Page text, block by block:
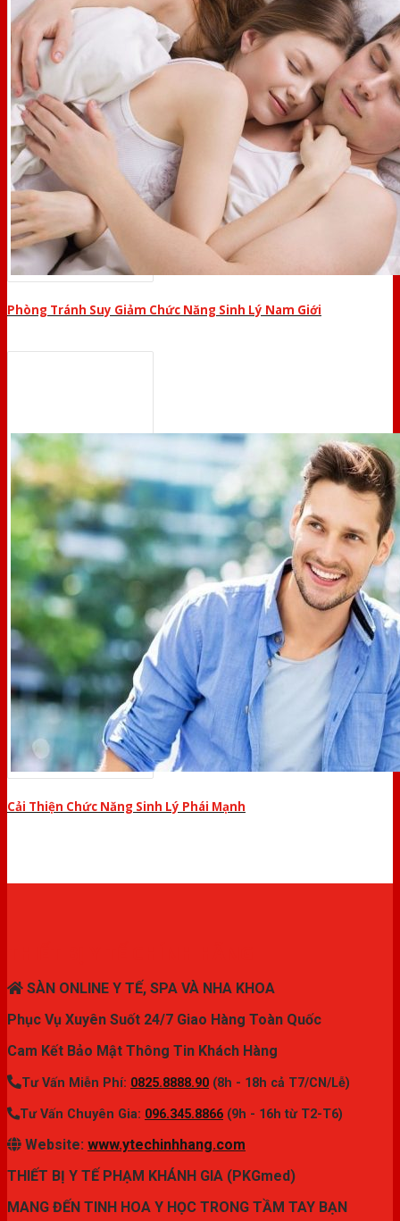
Phòng Tránh Suy Giảm Chức Năng Sinh Lý Nam Giới
Cải Thiện Chức Năng Sinh Lý Phái Mạnh
SÀN ONLINE Y TẾ, SPA VÀ NHA KHOA
Phục Vụ Xuyên Suốt 24/7 Giao Hàng Toàn Quốc
Cam Kết Bảo Mật Thông Tin Khách Hàng
Tư Vấn Miễn Phí: 0825.8888.90 (8h - 18h cả T7/CN/Lễ)
Tư Vấn Chuyên Gia: 096.345.8866 (9h - 16h từ T2-T6)
Website: www.ytechinhhang.com
THIẾT BỊ Y TẾ PHẠM KHÁNH GIA (PKGmed)
MANG ĐẾN TINH HOA Y HỌC TRONG TẦM TAY BẠN